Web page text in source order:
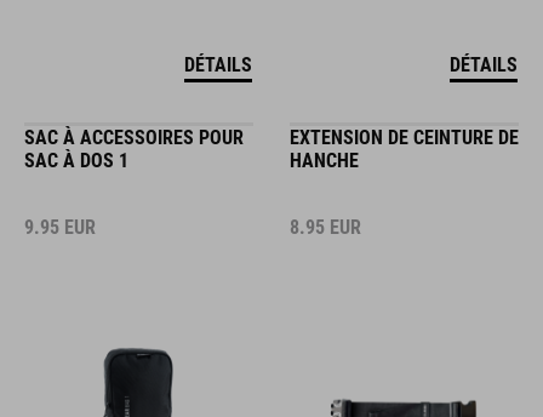
DÉTAILS DÉTAILS
SAC À ACCESSOIRES POUR
SAC À DOS 1
9.95 EUR
EXTENSION DE CEINTURE DE
HANCHE
8.95 EUR